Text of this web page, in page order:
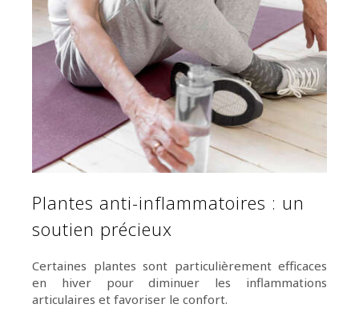
Plantes anti-inflammatoires : un
soutien précieux
Certaines plantes sont particulièrement efficaces
en hiver pour diminuer les inflammations
articulaires et favoriser le confort.